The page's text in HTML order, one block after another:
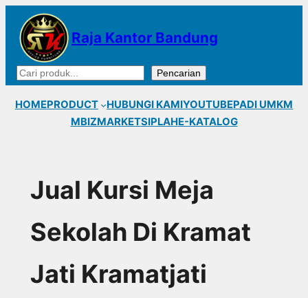
Lewati
konten
Raja Kantor Bandung
Cari Pencarian
HOMEPRODUCT HUBUNGI KAMIYOUTUBEPADI UMKM
MBIZMARKETSIPLAHE-KATALOG
Jual Kursi Meja
Sekolah Di Kramat
Jati Kramatjati